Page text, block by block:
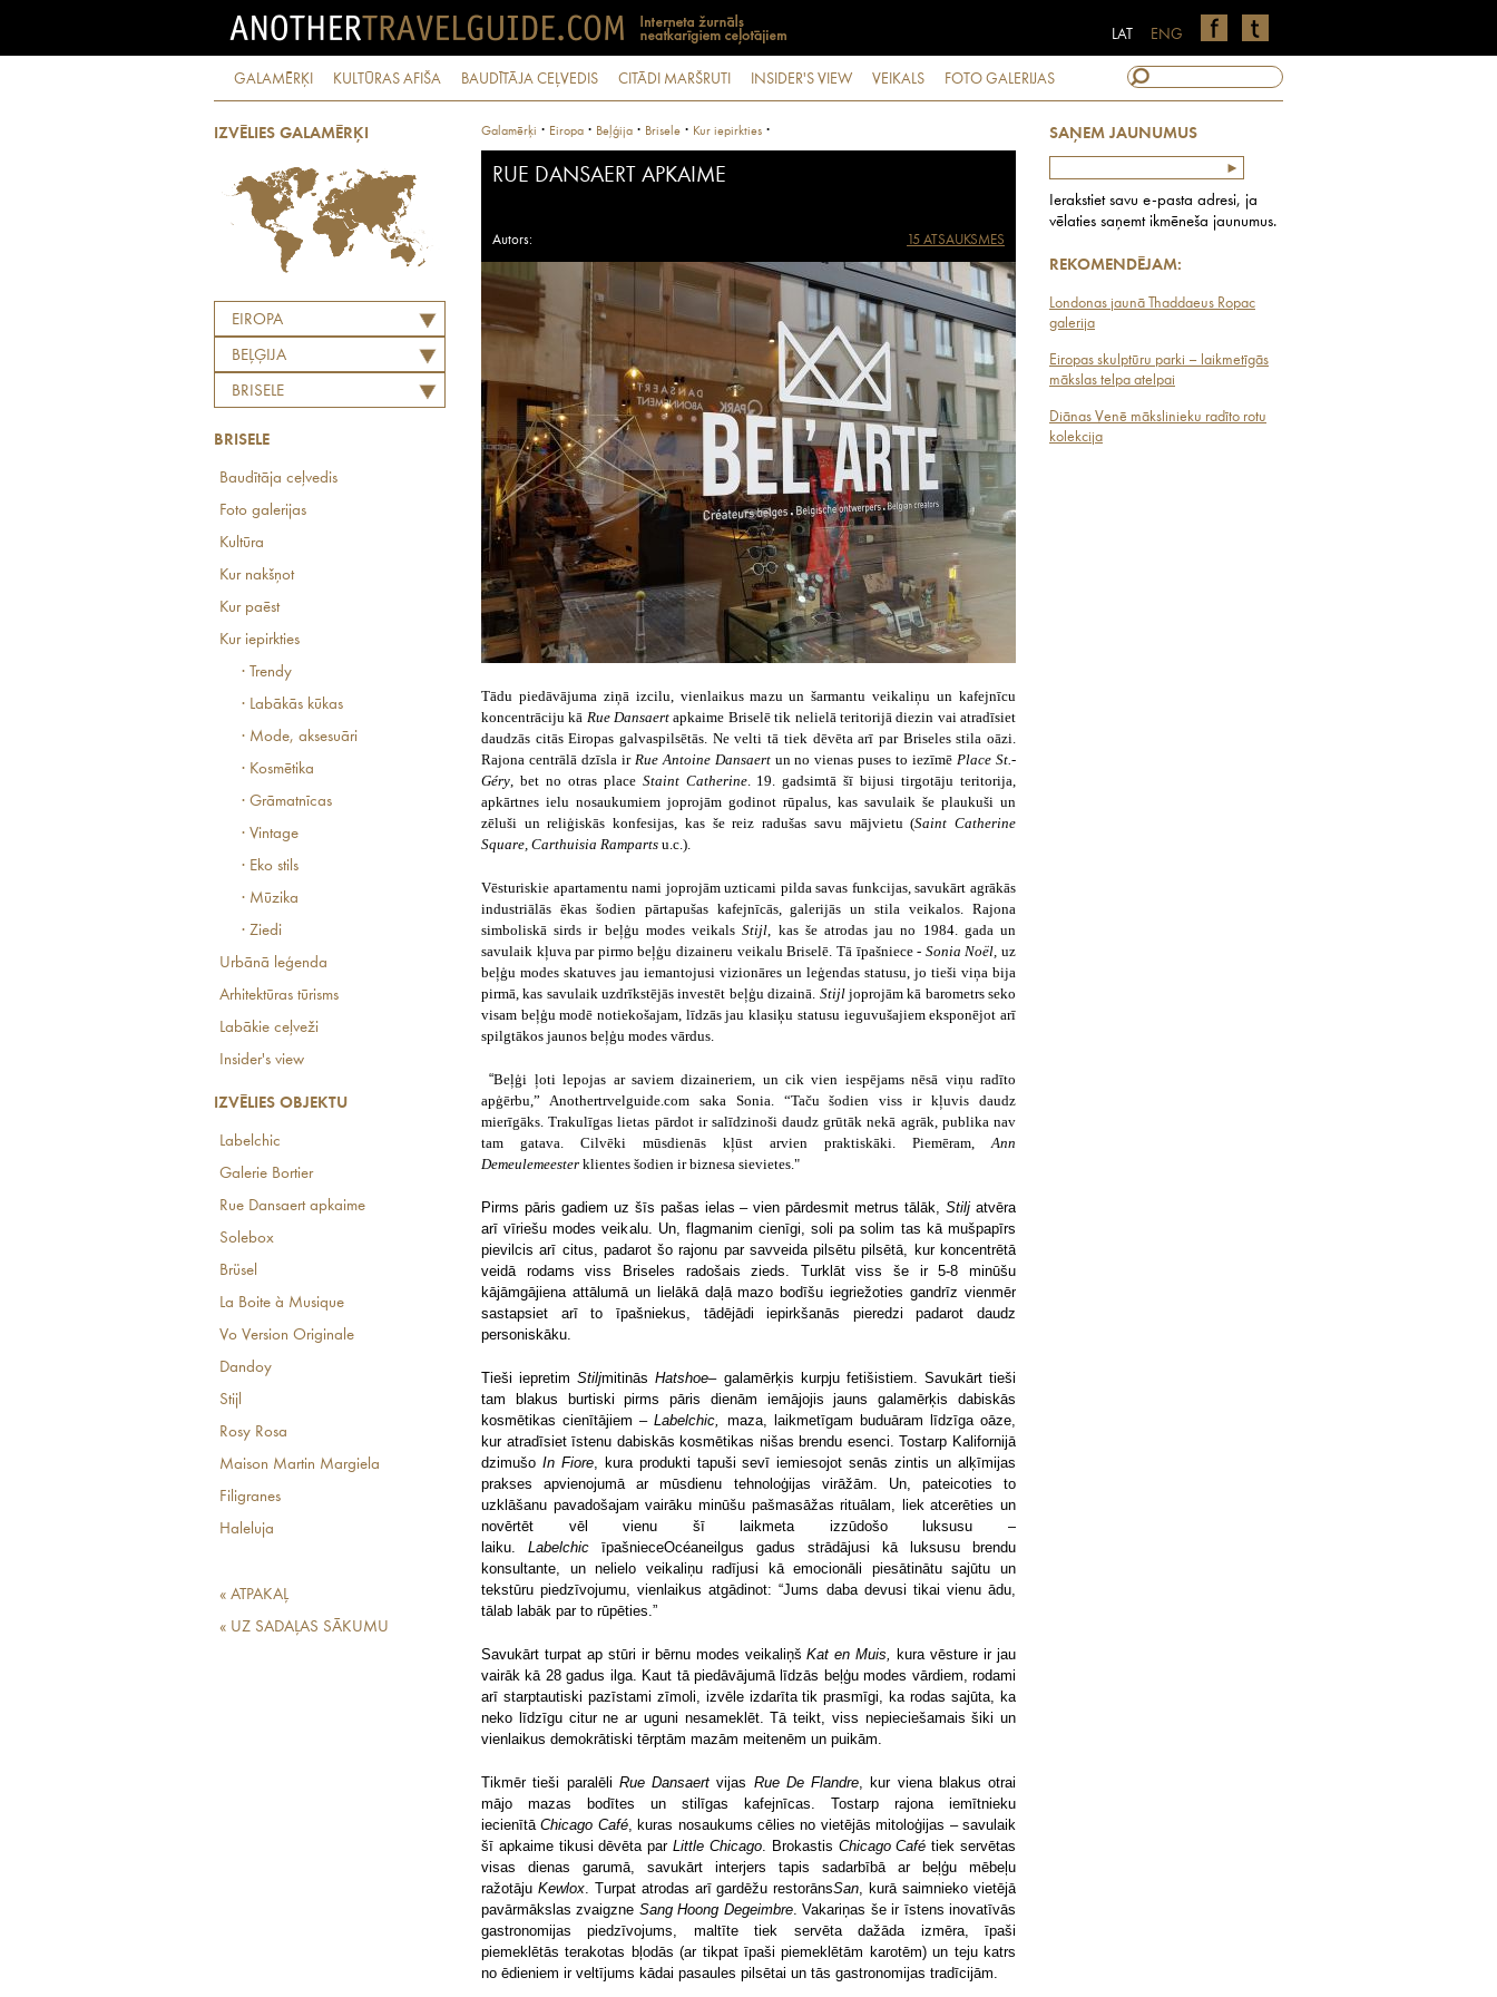
ENG
LAT
GALAMĒRĶI KULTŪRAS AFIŠA BAUDĪTĀJA CEĻVEDIS CITĀDI MARŠRUTI INSIDER'S VIEW VEIKALS FOTO GALERIJAS
IZVĒLIES GALAMĒRĶI
EIROPA
BEĻĢIJA
BRISELE
BRISELE
Baudītāja ceļvedis
Foto galerijas
Kultūra
Kur nakšņot
Kur paēst
Kur iepirkties
· Trendy
· Labākās kūkas
· Mode, aksesuāri
· Kosmētika
· Grāmatnīcas
· Vintage
· Eko stils
· Mūzika
· Ziedi
Urbānā leģenda
Arhitektūras tūrisms
Labākie ceļveži
Insider's view
IZVĒLIES OBJEKTU
Labelchic
Galerie Bortier
Rue Dansaert apkaime
Solebox
Brüsel
La Boite à Musique
Vo Version Originale
Dandoy
Stijl
Rosy Rosa
Maison Martin Margiela
Filigranes
Haleluja
« ATPAKAĻ
« UZ SADAĻAS SĀKUMU
SAŅEM JAUNUMUS
Ierakstiet savu e-pasta adresi, ja
vēlaties saņemt ikmēneša jaunumus.
REKOMENDĒJAM:
Londonas jaunā Thaddaeus Ropac
galerija
Eiropas skulptūru parki – laikmetīgās
mākslas telpa atelpai
Diānas Venē mākslinieku radīto rotu
kolekcija
Galamērķi · Eiropa · Beļģija · Brisele · Kur iepirkties ·
RUE DANSAERT APKAIME
Autors: 15 ATSAUKSMES
Tādu piedāvājuma ziņā izcilu, vienlaikus mazu un šarmantu veikaliņu un kafejnīcu
koncentrāciju kā Rue Dansaertapkaime Briselē tik nelielā teritorijā diezin vai atradīsiet
daudzās citās Eiropas galvaspilsētās. Ne velti tā tiek dēvēta arī par Briseles stila oāzi.
Rajona centrālā dzīsla ir Rue Antoine Dansaert un no vienas puses to iezīmēPlace St.-
Géry, bet no otras place Staint Catherine. 19. gadsimtā šī bijusi tirgotāju teritorija,
apkārtnes ielu nosaukumiem joprojām godinot rūpalus, kas savulaik še plaukuši un
zēluši un reliģiskās konfesijas, kas še reiz radušas savu mājvietu (Saint Catherine
Square, Carthuisia Ramparts u.c.).
Vēsturiskie apartamentu nami joprojām uzticami pilda savas funkcijas, savukārt agrākās
industriālās ēkas šodien pārtapušas kafejnīcās, galerijās un stila veikalos. Rajona
simboliskā sirds ir beļģu modes veikalsStijl, kas še atrodas jau no 1984. gada un
savulaik kļuva par pirmo beļģu dizaineru veikalu Briselē. Tā īpašniece - Sonia Noël,uz
beļģu modes skatuves jau iemantojusi vizionāres un leģendas statusu, jo tieši viņa bija
pirmā, kas savulaik uzdrīkstējās investēt beļģu dizainā. Stijl joprojām kā barometrs seko
visam beļģu modē notiekošajam, līdzās jau klasiķu statusu ieguvušajiem eksponējot arī
spilgtākos jaunos beļģu modes vārdus.
“Beļģi ļoti lepojas ar saviem dizaineriem, un cik vien iespējams nēsā viņu radīto
apģērbu,” Anothertrvelguide.com saka Sonia. “Taču šodien viss ir kļuvis daudz
mierīgāks. Trakulīgas lietas pārdot ir salīdzinoši daudz grūtāk nekā agrāk, publika nav
tam gatava. Cilvēki mūsdienās kļūst arvien praktiskāki. Piemēram,Ann
Demeulemeester klientes šodien ir biznesa sievietes."
Pirms pāris gadiem uz šīs pašas ielas – vien pārdesmit metrus tālāk,Stiljatvēra
arī vīriešu modes veikalu. Un, flagmanim cienīgi, soli pa solim tas kā mušpapīrs
pievilcis arī citus, padarot šo rajonu par savveida pilsētu pilsētā, kur koncentrētā
veidā rodams viss Briseles radošais zieds. Turklāt viss še ir 5-8 minūšu
kājāmgājiena attālumā un lielākā daļā mazo bodīšu iegriežoties gandrīz vienmēr
sastapsiet arī to īpašniekus, tādējādi iepirkšanās pieredzi padarot daudz
personiskāku.
Tieši iepretimStiljmitināsHatshoe– galamērķis kurpju fetišistiem. Savukārt tieši
tam blakus burtiski pirms pāris dienām iemājojis jauns galamērķis dabiskās
kosmētikas cienītājiem –Labelchic, maza, laikmetīgam buduāram līdzīga oāze,
kur atradīsiet īstenu dabiskās kosmētikas nišas brendu esenci. Tostarp Kalifornijā
dzimušo In Fiore, kura produkti tapuši sevī iemiesojot senās zintis un alķīmijas
prakses apvienojumā ar mūsdienu tehnoloģijas virāžām. Un, pateicoties to
uzklāšanu pavadošajam vairāku minūšu pašmasāžas rituālam, liek atcerēties un
novērtēt vēl vienu šī laikmeta izzūdošo luksusu –
laiku. Labelchic īpašnieceOcéaneilgus gadus strādājusi kā luksusu brendu
konsultante, un nelielo veikaliņu radījusi kā emocionāli piesātinātu sajūtu un
tekstūru piedzīvojumu, vienlaikus atgādinot: “Jums daba devusi tikai vienu ādu,
tālab labāk par to rūpēties.”
Savukārt turpat ap stūri ir bērnu modes veikaliņšKat en Muis, kura vēsture ir jau
vairāk kā 28 gadus ilga. Kaut tā piedāvājumā līdzās beļģu modes vārdiem, rodami
arī starptautiski pazīstami zīmoli, izvēle izdarīta tik prasmīgi, ka rodas sajūta, ka
neko līdzīgu citur ne ar uguni nesameklēt. Tā teikt, viss nepieciešamais šiki un
vienlaikus demokrātiski tērptām mazām meitenēm un puikām.
Tikmēr tieši paralēli Rue Dansaertvijas Rue De Flandre, kur viena blakus otrai
mājo mazas bodītes un stilīgas kafejnīcas. Tostarp rajona iemītnieku
iecienītāChicago Café, kuras nosaukums cēlies no vietējās mitoloģijas – savulaik
šī apkaime tikusi dēvēta parLittle Chicago. Brokastis Chicago Cafétiek servētas
visas dienas garumā, savukārt interjers tapis sadarbībā ar beļģu mēbeļu
ražotāju Kewlox. Turpat atrodas arī gardēžu restorānsSan, kurā saimnieko vietējā
pavārmākslas zvaigzne Sang Hoong Degeimbre. Vakariņas še ir īstens inovatīvās
gastronomijas piedzīvojums, maltīte tiek servēta dažāda izmēra, īpaši
piemeklētās terakotas bļodās (ar tikpat īpaši piemeklētām karotēm) un teju katrs
no ēdieniem ir veltījums kādai pasaules pilsētai un tās gastronomijas tradīcijām.